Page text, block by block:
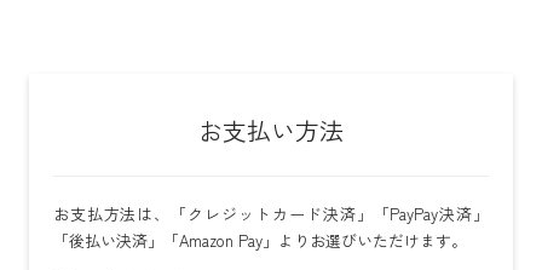
お支払い方法
お支払方法は、「クレジットカード決済」「PayPay決済」
「後払い決済」「Amazon Pay」よりお選びいただけます。